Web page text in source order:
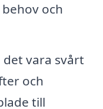
och
det vara svårt
och
till